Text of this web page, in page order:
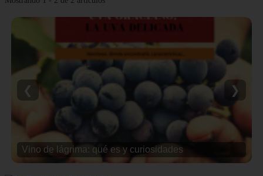
Vino de lágrima: qué es y curiosidades
❮ ❯